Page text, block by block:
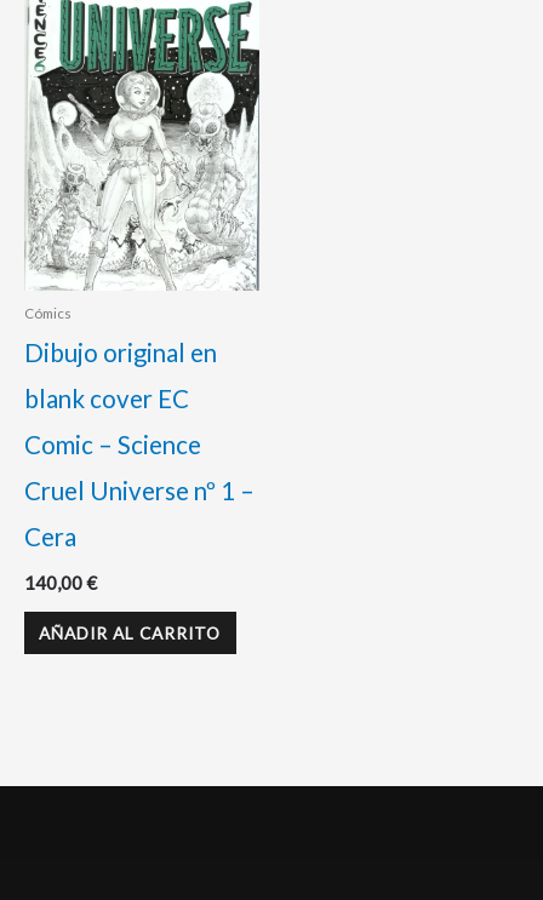
Cómics
Dibujo original en
blank cover EC
Comic – Science
Cruel Universe nº 1 –
Cera
140,00€
AÑADIR AL CARRITO